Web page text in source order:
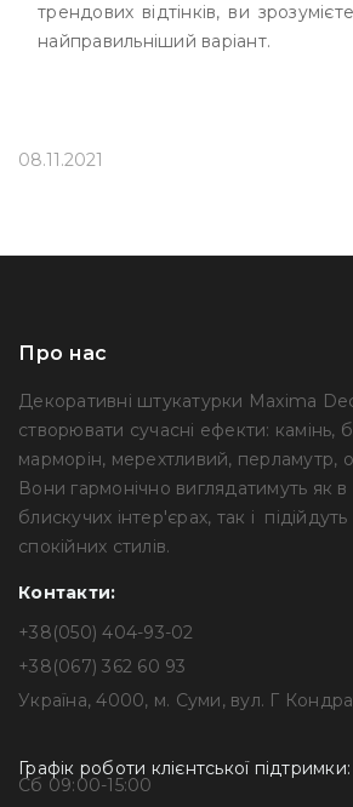
трендових відтінків, ви
найправильніший варіант.
08.11.2021
Про нас
Декоративні штукатурки Maxima
створювати сучасні ефекти: камінь,
марморін, мерехтливий, перламутр,
Вони гармонічно виглядатимуть як в
блискучих інтер'єрах, так і
спокійних стилів.
Контакти:
+38(050) 404-93-02
+38(067) 362 60 93
Україна, 4000, м. Суми, вул. Г
Графік роботи клієнтської підтримки:
Сб 09:00-15:00